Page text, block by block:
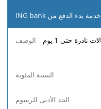
الحد
رسوم
خدمة بدء الدفع من ING bank
يتم إيداع الدفع في 3-5 دقائق (في حالات نادرة حتى 1 يوم